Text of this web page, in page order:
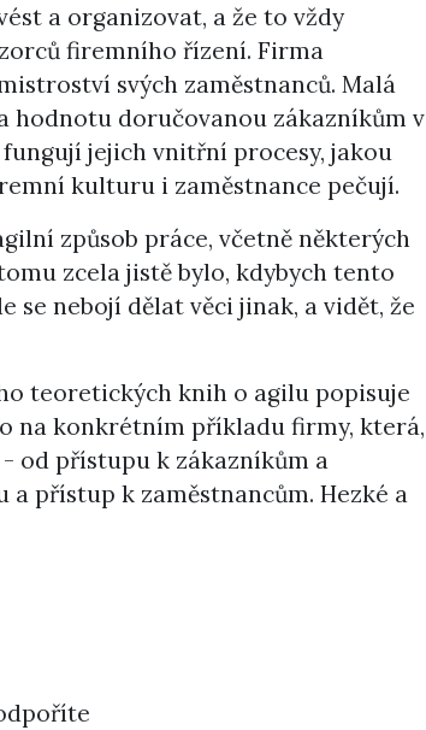
a organizovat, a že to vždy
firemního řízení. Firma
svých zaměstnanců. Malá
hodnotu doručovanou zákazníkům v
jejich vnitřní procesy, jakou
kulturu i zaměstnance pečují.
způsob práce, včetně některých
zcela jistě bylo, kdybych tento
se nebojí dělat věci jinak, a vidět, že
teoretických knih o agilu popisuje
na konkrétním příkladu firmy, která,
od přístupu k zákazníkům a
přístup k zaměstnancům. Hezké a